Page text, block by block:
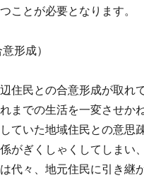
ことが必要となります。
形成）
住民との合意形成が取れ
までの生活を一変させか
ていた地域住民との意思
がぎくしゃくしてしまい
代々、地元住民に引き継